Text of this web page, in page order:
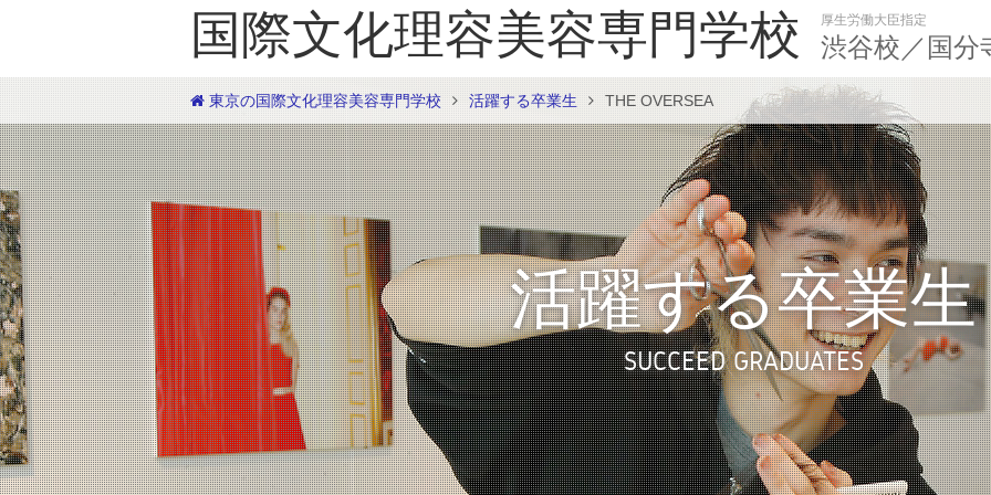
国際文化理容美容専門学校 渋谷校／国分
厚生労働大臣指定
東京の国際文化理容美容専門学校 活躍する卒業生 THE OVERSEA
活躍する卒業生
SUCCEED GRADUATES